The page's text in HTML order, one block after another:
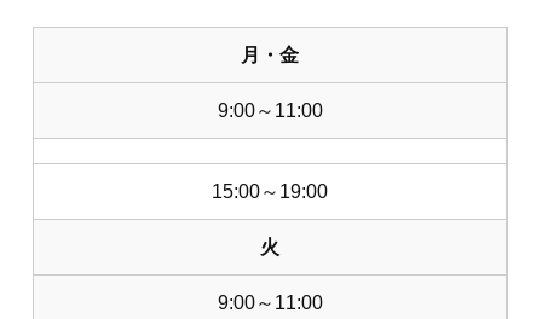
月・金
9:00～11:00
15:00～19:00
火
9:00～11:00